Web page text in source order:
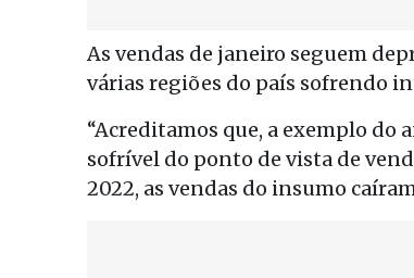
As vendas de janeiro seguem
várias regiões do país sofrendo
“Acreditamos que, a exemplo do
sofrível do ponto de vista de
2022, as vendas do insumo